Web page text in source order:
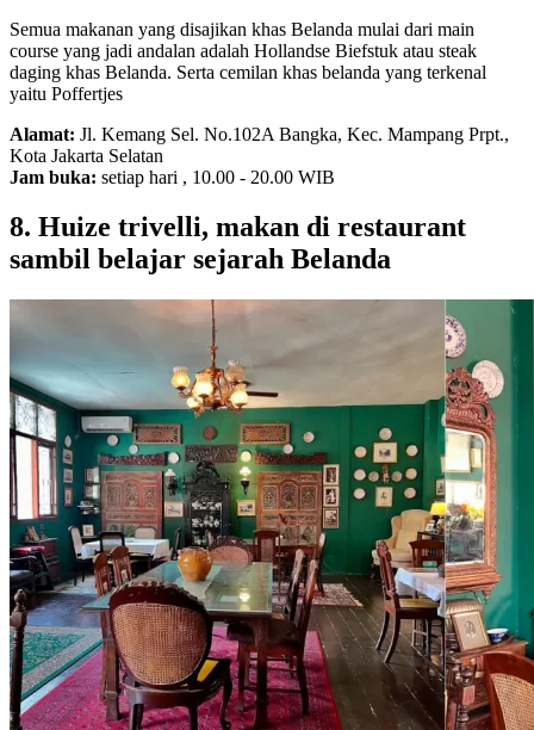
Semua makanan yang disajikan khas Belanda mulai dari main
course yang jadi andalan adalah Hollandse Biefstuk atau steak
daging khas Belanda. Serta cemilan khas belanda yang terkenal
yaitu Poffertjes
Alamat: Jl. Kemang Sel. No.102A Bangka, Kec. Mampang Prpt.,
Kota Jakarta Selatan
Jam buka: setiap hari , 10.00 - 20.00 WIB
8. Huize trivelli, makan di restaurant
sambil belajar sejarah Belanda